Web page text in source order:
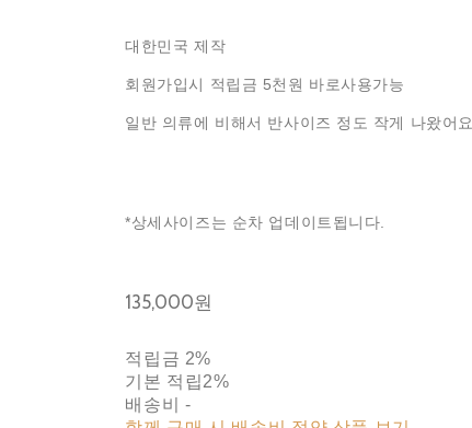
대한민국 제작
회원가입시 적립금 5천원 바로사용가능
일반 의류에 비해서 반사이즈 정도 작게 나왔어요.
*상세사이즈는 순차 업데이트됩니다.
135,000원
적립금 2%
기본 적립2%
배송비 -